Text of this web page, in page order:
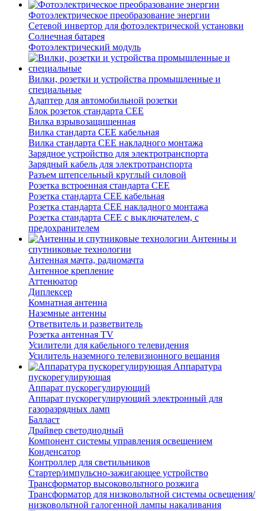
Фотоэлектрическое преобразование энергии
Сетевой инвертор для фотоэлектрической установки
Солнечная батарея
Фотоэлектрический модуль
Вилки, розетки и устройства промышленные и
специальные
Адаптер для автомобильной розетки
Блок розеток стандарта CEE
Вилка взрывозащищенная
Вилка стандарта CEE кабельная
Вилка стандарта CEE накладного монтажа
Зарядное устройство для электротранспорта
Зарядный кабель для электротранспорта
Разъем штепсельный круглый силовой
Розетка встроенная стандарта CEE
Розетка стандарта СЕЕ кабельная
Розетка стандарта СЕЕ накладного монтажа
Розетка стандарта СЕЕ с выключателем, с
предохранителем
Антенны и
спутниковые технологии
Антенная мачта, радиомачта
Антенное крепление
Аттенюатор
Диплексер
Комнатная антенна
Наземные антенны
Ответвитель и разветвитель
Розетка антенная TV
Усилители для кабельного телевидения
Усилитель наземного телевизионного вещания
Аппаратура
пускорегулирующая
Аппарат пускорегулирующий
Аппарат пускорегулирующий электронный для
газоразрядных ламп
Балласт
Драйвер светодиодный
Компонент системы управления освещением
Конденсатор
Контроллер для светильников
Стартер/импульсно-зажигающее устройство
Трансформатор высоковольтного розжига
Трансформатор для низковольтной системы освещения/
низковольтной галогенной лампы накаливания